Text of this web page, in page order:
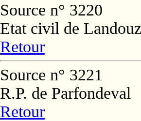
Source n° 3220
Etat civil de
Retour
Source n° 3221
R.P. de Parfondeval
Retour